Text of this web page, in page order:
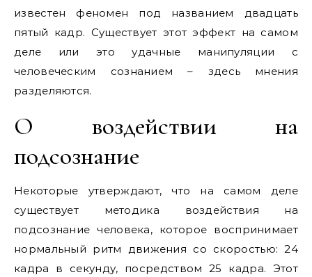
известен феномен под названием двадцать
пятый кадр. Существует этот эффект на самом
деле или это удачные манипуляции с
человеческим сознанием – здесь мнения
разделяются.
О воздействии на
подсознание
Некоторые утверждают, что на самом деле
существует методика воздействия на
подсознание человека, которое воспринимает
нормальный ритм движения со скоростью: 24
кадра в секунду, посредством 25 кадра. Этот